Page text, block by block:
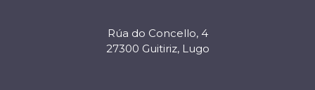
Rúa do Concello, 4
27300 Guitiriz, Lugo